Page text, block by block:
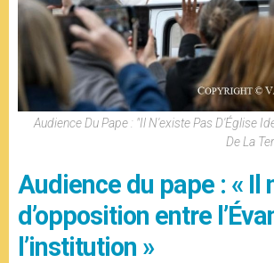
Audience Du Pape : "Il N'existe Pas D'Église
De La
Audience du pape : « Il
d’opposition entre
l’institution »